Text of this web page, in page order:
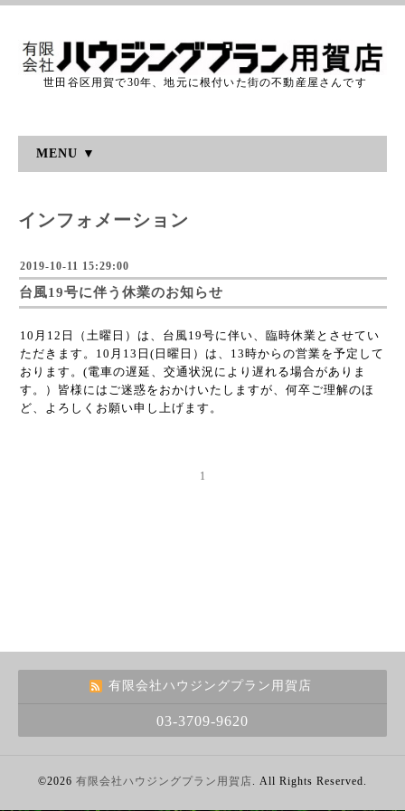
世田谷区用賀で30年、地元に根付いた街の不動産屋さんです
MENU ▼
インフォメーション
2019-10-11 15:29:00
台風19号に伴う休業のお知らせ
10月12日（土曜日）は、台風19号に伴い、臨時休業とさせてい
ただきます。10月13日(日曜日）は、13時からの営業を予定して
おります。(電車の遅延、交通状況により遅れる場合がありま
す。）皆様にはご迷惑をおかけいたしますが、何卒ご理解のほ
ど、よろしくお願い申し上げます。
1
有限会社ハウジングプラン用賀店
03-3709-9620
©2026 有限会社ハウジングプラン用賀店. All Rights Reserved.